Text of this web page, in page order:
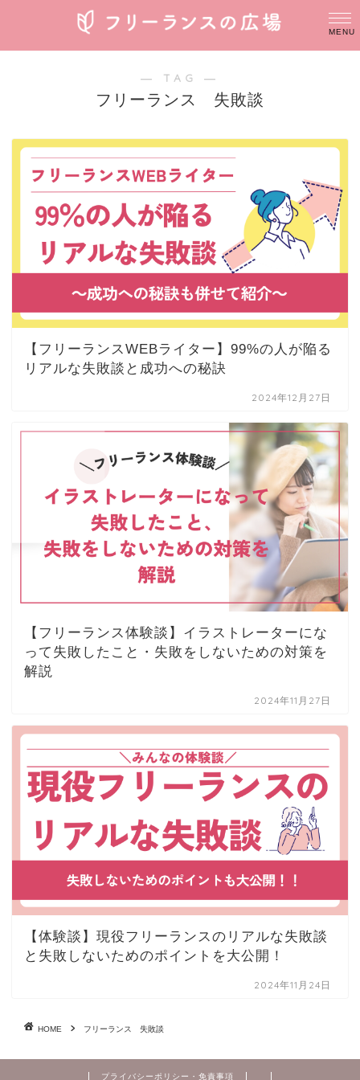
― TAG ―
フリーランス 失敗談
【フリーランスWEBライター】99%の人が陥る
リアルな失敗談と成功への秘訣
2024年12月27日
【フリーランス体験談】イラストレーターにな
って失敗したこと・失敗をしないための対策を
解説
2024年11月27日
【体験談】現役フリーランスのリアルな失敗談
と失敗しないためのポイントを大公開！
2024年11月24日
HOME フリーランス 失敗談
プライバシーポリシー・免責事項